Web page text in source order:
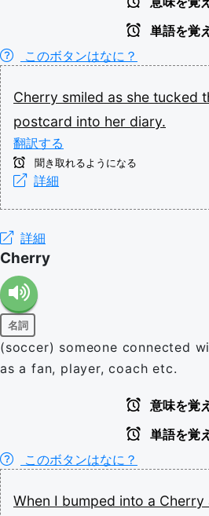
単語を覚
このボタンはなに？
Cherry smiled as she tucked
postcard into her diary.
翻訳する
聞き取れるようになる
詳細
詳細
Cherry
名詞
(soccer) someone connected
as a fan, player, coach etc.
意味を覚
単語を覚
このボタンはなに？
When I bumped into a Cherry